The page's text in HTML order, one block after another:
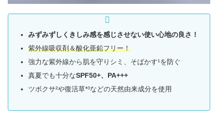
みずみずしくきしみ感を感じさせない使い心地の良さ！
紫外線吸収剤＆酸化亜鉛フリー！
強力な紫外線から肌を守りシミ、そばかす¹を防ぐ
真夏でも十分なSPF50+、PA+++
ツボクサ²や復活草*³などの天然由来成分を使用